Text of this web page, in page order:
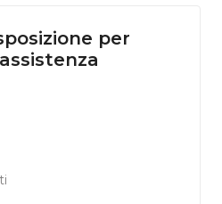
per